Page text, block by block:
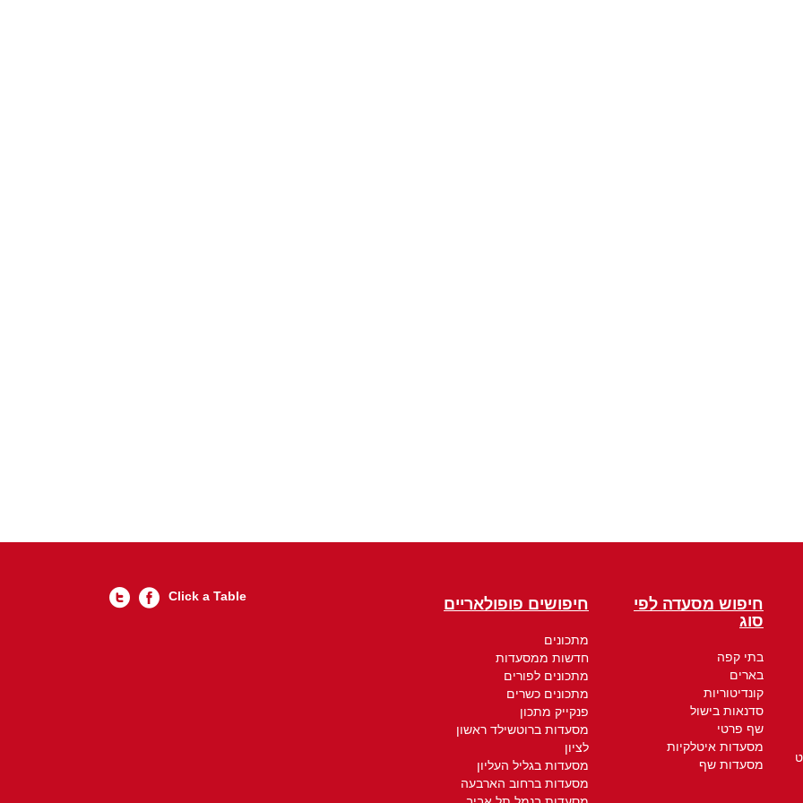
חיפוש מסעדה לפי
סוג
בתי קפה
בארים
קונדיטוריות
סדנאות בישול
שף פרטי
מסעדות איטלקיות
מסעדות שף
חיפושים פופולאריים
מתכונים
חדשות ממסעדות
מתכונים לפורים
מתכונים כשרים
פנקייק מתכון
מסעדות ברוטשילד ראשון
לציון
מסעדות בגליל העליון
מסעדות ברחוב הארבעה
Click a Table